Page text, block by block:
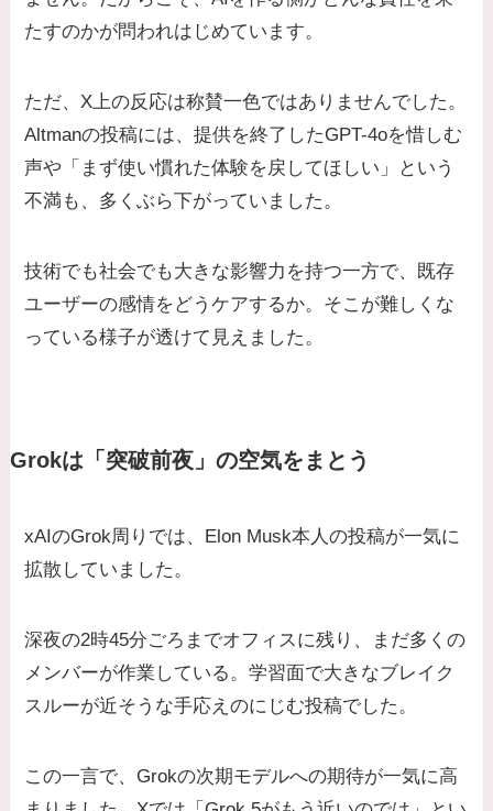
たすのかが問われはじめています。
ただ、X上の反応は称賛一色ではありませんでした。
Altmanの投稿には、提供を終了したGPT-4oを惜しむ
声や「まず使い慣れた体験を戻してほしい」という
不満も、多くぶら下がっていました。
技術でも社会でも大きな影響力を持つ一方で、既存
ユーザーの感情をどうケアするか。そこが難しくな
っている様子が透けて見えました。
Grokは「突破前夜」の空気をまとう
xAIのGrok周りでは、Elon Musk本人の投稿が一気に
拡散していました。
深夜の2時45分ごろまでオフィスに残り、まだ多くの
メンバーが作業している。学習面で大きなブレイク
スルーが近そうな手応えのにじむ投稿でした。
この一言で、Grokの次期モデルへの期待が一気に高